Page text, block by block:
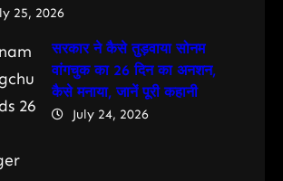
25, 2026
सरकार ने कैसे तुड़वाया सोनम
वांगचुक का 26 दिन का अनशन,
कैसे मनाया, जानें पूरी कहानी
July 24, 2026